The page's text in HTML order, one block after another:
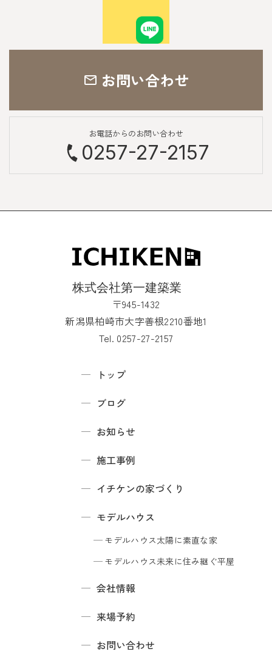
お問い合わせ
お電話からのお問い合わせ
0257-27-2157
〒945-1432
新潟県柏崎市大字善根2210番地1
Tel. 0257-27-2157
トップ
ブログ
お知らせ
施工事例
イチケンの家づくり
モデルハウス
モデルハウス太陽に素直な家
モデルハウス未来に住み継ぐ平屋
会社情報
来場予約
お問い合わせ